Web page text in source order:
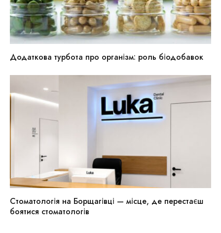
Додаткова турбота про організм: роль біодобавок
Стоматологія на Борщагівці — місце, де перестаєш
боятися стоматологів